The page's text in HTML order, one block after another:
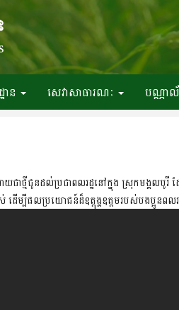
ាន សេវាសាធារណៈ បណ្ណា
យជាថ្មីជូនដល់ប្រជាពលរដ្ឋនៅក្នុង ស្រុកមង្គល
ដើម្បីផលប្រយោជន៍ដ៏ឧត្តុង្គឧត្តមរបស់បងប្អូនពលរ